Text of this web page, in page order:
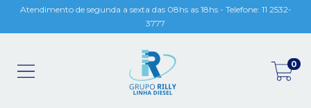
Atendimento de segunda a sexta das 08hs as 18hs - Telefone: 11 2532-
3777
0